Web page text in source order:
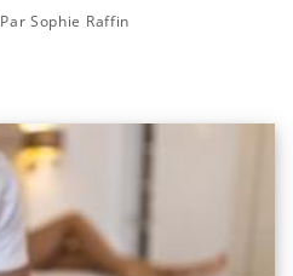
Par Sophie Raffin